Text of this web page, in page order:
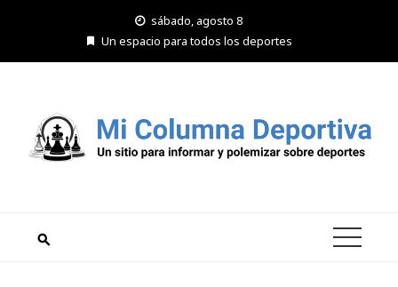
sábado, agosto 8
Un espacio para todos los deportes